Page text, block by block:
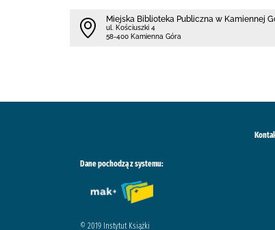
Miejska Biblioteka Publiczna w Kamiennej
ul. Kościuszki 4
58-400 Kamienna Góra
Dane pochodzą z systemu:
© 2019 Instytut Książki